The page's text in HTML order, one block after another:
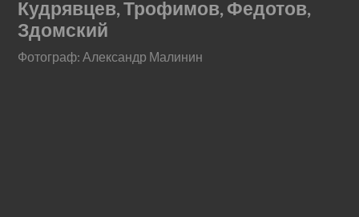
Кудрявцев, Трофимов, Федотов,
Здомский
Фотограф: Александр Малинин